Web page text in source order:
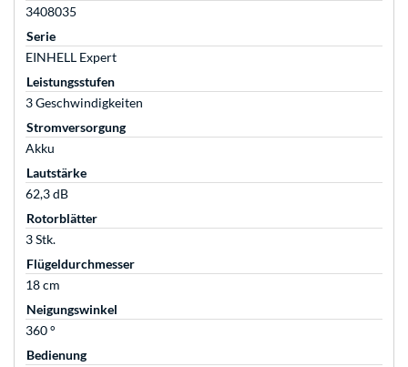
3408035
Serie
EINHELL Expert
Leistungsstufen
3 Geschwindigkeiten
Stromversorgung
Akku
Lautstärke
62,3 dB
Rotorblätter
3 Stk.
Flügeldurchmesser
18 cm
Neigungswinkel
360 °
Bedienung